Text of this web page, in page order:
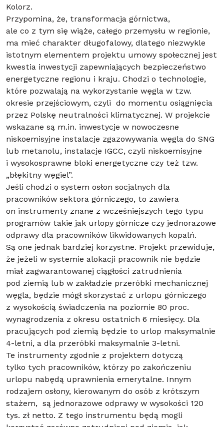
Kolorz.
Przypomina, że, transformacja górnictwa,
ale co z tym się wiąże, całego przemysłu w regionie,
ma mieć charakter długofalowy, dlatego niezwykle
istotnym elementem projektu umowy społecznej jest
kwestia inwestycji zapewniających bezpieczeństwo
energetyczne regionu i kraju. Chodzi o technologie,
które pozwalają na wykorzystanie węgla w tzw.
okresie przejściowym, czyli do momentu osiągnięcia
przez Polskę neutralności klimatycznej. W projekcie
wskazane są m.in. inwestycje w nowoczesne
niskoemisyjne instalacje zgazowywania węgla do SNG
lub metanolu, instalacje IGCC, czyli niskoemisyjne
i wysokosprawne bloki energetyczne czy też tzw.
„błękitny węgiel”.
Jeśli chodzi o system osłon socjalnych dla
pracowników sektora górniczego, to zawiera
on instrumenty znane z wcześniejszych tego typu
programów takie jak urlopy górnicze czy jednorazowe
odprawy dla pracowników likwidowanych kopalń.
Są one jednak bardziej korzystne. Projekt przewiduje,
że jeżeli w systemie alokacji pracownik nie będzie
miał zagwarantowanej ciągłości zatrudnienia
pod ziemią lub w zakładzie przeróbki mechanicznej
węgla, będzie mógł skorzystać z urlopu górniczego
z wysokością świadczenia na poziomie 80 proc.
wynagrodzenia z okresu ostatnich 6 miesięcy. Dla
pracujących pod ziemią będzie to urlop maksymalnie
4-letni, a dla przeróbki maksymalnie 3-letni.
Te instrumenty zgodnie z projektem dotyczą
tylko tych pracowników, którzy po zakończeniu
urlopu nabędą uprawnienia emerytalne. Innym
rodzajem osłony, kierowanym do osób z krótszym
stażem, są jednorazowe odprawy w wysokości 120
tys. zł netto. Z tego instrumentu będą mogli